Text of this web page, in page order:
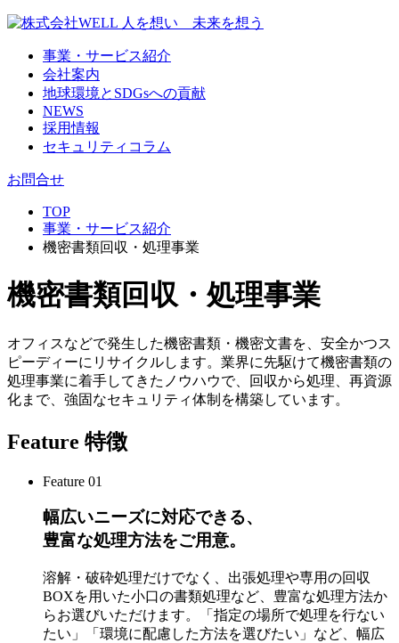
事業・サービス紹介
会社案内
地球環境とSDGsへの貢献
NEWS
採用情報
セキュリティコラム
お問合せ
TOP
事業・サービス紹介
機密書類回収・処理事業
機密書類回収・処理事業
オフィスなどで発生した機密書類・機密文書を、安全かつス
ピーディーにリサイクルします。業界に先駆けて機密書類の
処理事業に着手してきたノウハウで、回収から処理、再資源
化まで、強固なセキュリティ体制を構築しています。
Feature 特徴
Feature 01
幅広いニーズに対応できる、
豊富な処理方法をご用意。
溶解・破砕処理だけでなく、出張処理や専用の回収
BOXを用いた小口の書類処理など、豊富な処理方法か
らお選びいただけます。「指定の場所で処理を行ない
たい」「環境に配慮した方法を選びたい」など、幅広